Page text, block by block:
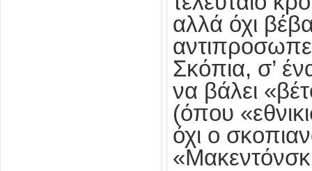
αλλά όχι
Σκόπια, σ’
να βάλει
(όπου
όχι ο